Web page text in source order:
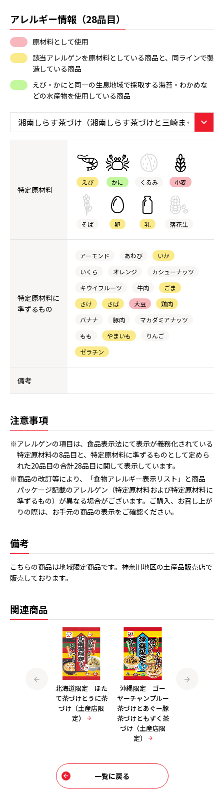
アレルギー情報（28品目）
原材料として使用
該当アレルゲンを原材料としている商品と、同ラインで製
造している商品
えび・かにと同一の生息地域で採取する海苔・わかめな
どの水産物を使用している商品
特定原材料
えび かに くるみ 小麦
そば 卵 乳 落花生
特定原材料に
準ずるもの
アーモンド あわび
いか
いくら
オレンジ
カシューナッツ
キウイフルーツ
牛肉
ごま
さけ
さば 大豆
鶏肉
バナナ
豚肉
マカダミアナッツ
もも
やまいも
りんご
ゼラチン
備考
注意事項
※アレルゲンの項目は、食品表示法にて表示が義務化されている
特定原材料の8品目と、特定原材料に準ずるものとして定めら
れた20品目の合計28品目に関して表示しています。
※商品の改訂等により、「食物アレルギー表示リスト」と商品
パッケージ記載のアレルゲン（特定原材料および特定原材料に
準ずるもの）が異なる場合がございます。ご購入、お召し上が
りの際は、お手元の商品の表示をご確認ください。
備考
こちらの商品は地域限定商品です。神奈川地区の土産品販売店で
販売しております。
関連商品
北海道限定 ほた
て茶づけとうに茶
づけ（土産店限
定）
沖縄限定 ゴー
ヤーチャンプルー
茶づけとあぐー豚
茶づけともずく茶
づけ（土産店限
定）
一覧に戻る